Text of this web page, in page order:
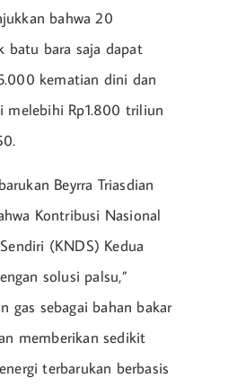
bahwa 20
batu bara saja dapat
kematian dini dan
melebihi Rp1.800 triliun
Beyrra Triasdian
Kontribusi Nasional
(KNDS) Kedua
solusi palsu,”
gas sebagai bahan bakar
memberikan sedikit
terbarukan berbasis